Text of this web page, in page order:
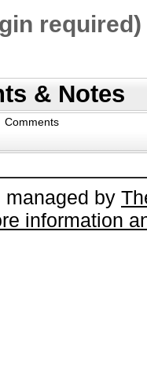
required)
& Notes
Comments
by
information